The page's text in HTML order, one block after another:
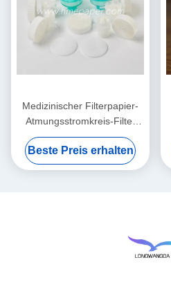
Medizinischer Filterpapier-
Atmungsstromkreis-Filter
HMEF HME runzelte
Filterpapier
Beste Preis erhalten